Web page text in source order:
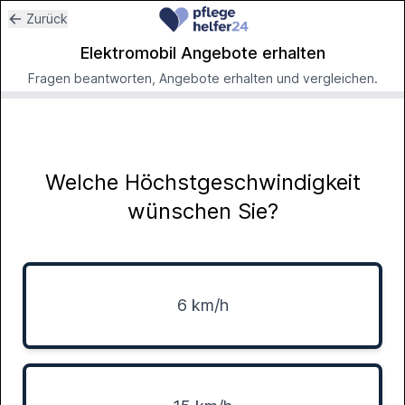
Zurück
Elektromobil Angebote erhalten
Fragen beantworten, Angebote erhalten und vergleichen.
Welche Höchstgeschwindigkeit
wünschen Sie?
6 km/h